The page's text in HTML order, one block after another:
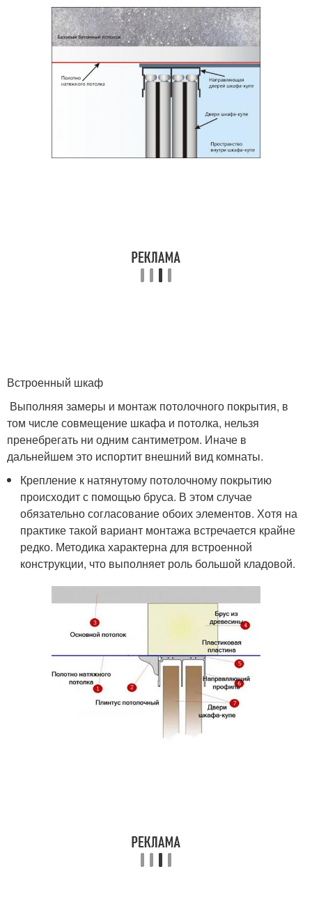
Встроенный шкаф
Выполняя замеры и монтаж потолочного покрытия, в
том числе совмещение шкафа и потолка, нельзя
пренебрегать ни одним сантиметром. Иначе в
дальнейшем это испортит внешний вид комнаты.
Крепление к натянутому потолочному покрытию
происходит с помощью бруса. В этом случае
обязательно согласование обоих элементов. Хотя на
практике такой вариант монтажа встречается крайне
редко. Методика характерна для встроенной
конструкции, что выполняет роль большой кладовой.